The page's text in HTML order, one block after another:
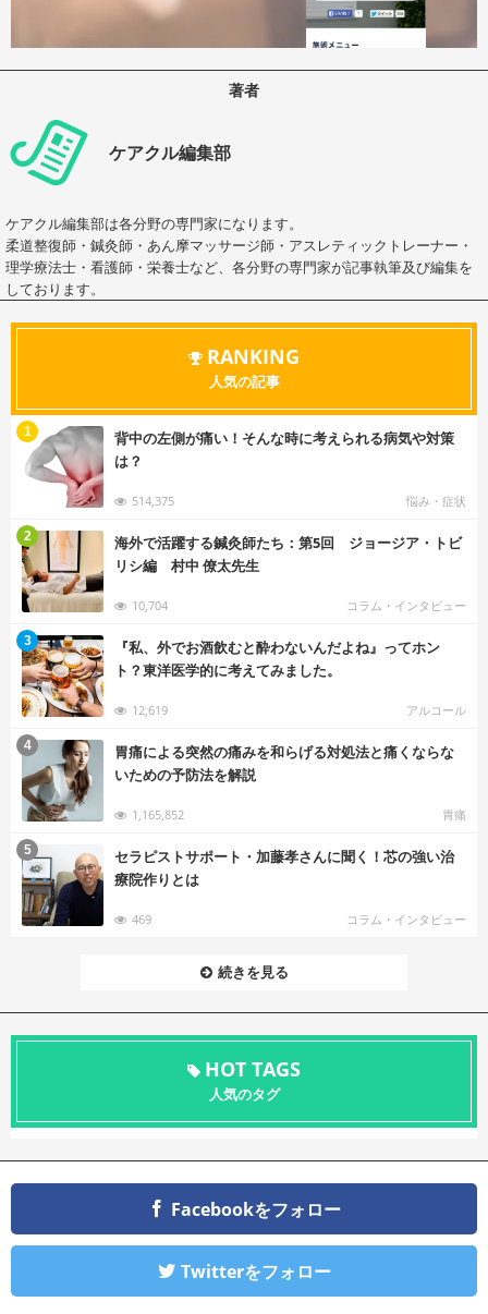
著者
ケアクル編集部
ケアクル編集部は各分野の専門家になります。
柔道整復師・鍼灸師・あん摩マッサージ師・アスレティックトレーナー・
理学療法士・看護師・栄養士など、各分野の専門家が記事執筆及び編集を
しております。
RANKING
人気の記事
背中の左側が痛い！そんな時に考えられる病気や対策
は？
514,375 悩み・症状
1
海外で活躍する鍼灸師たち：第5回 ジョージア・トビ
リシ編 村中 僚太先生
10,704 コラム・インタビュー
2
『私、外でお酒飲むと酔わないんだよね』ってホン
ト？東洋医学的に考えてみました。
12,619 アルコール
3
胃痛による突然の痛みを和らげる対処法と痛くならな
いための予防法を解説
1,165,852 胃痛
4
セラピストサポート・加藤孝さんに聞く！芯の強い治
療院作りとは
469 コラム・インタビュー
5
続きを見る
HOT TAGS
人気のタグ
Facebookをフォロー
Twitterをフォロー